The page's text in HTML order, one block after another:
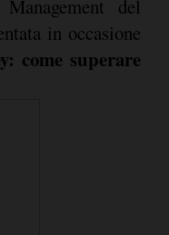
del
in occasione
come superare